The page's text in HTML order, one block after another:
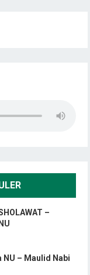
–
NU – Maulid Nabi